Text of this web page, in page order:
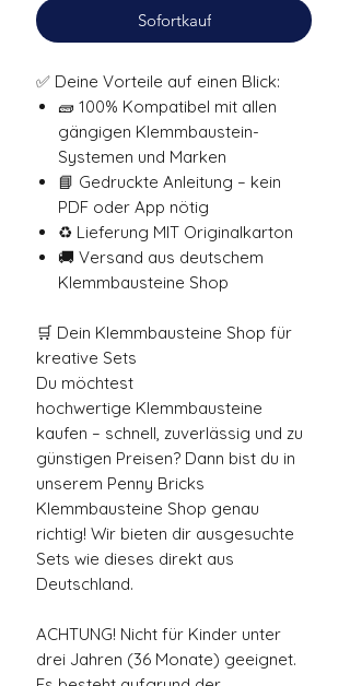
Sofortkauf
✅ Deine Vorteile auf einen Blick:
🧱 100% Kompatibel mit allen
gängigen Klemmbaustein-
Systemen und Marken
📘 Gedruckte Anleitung – kein
PDF oder App nötig
♻️ Lieferung MIT Originalkarton
🚚 Versand aus deutschem
Klemmbausteine Shop
🛒 Dein Klemmbausteine Shop für
kreative Sets
Du möchtest
hochwertige Klemmbausteine
kaufen – schnell, zuverlässig und zu
günstigen Preisen? Dann bist du in
unserem Penny Bricks
Klemmbausteine Shop genau
richtig! Wir bieten dir ausgesuchte
Sets wie dieses direkt aus
Deutschland.
ACHTUNG! Nicht für Kinder unter
drei Jahren (36 Monate) geeignet.